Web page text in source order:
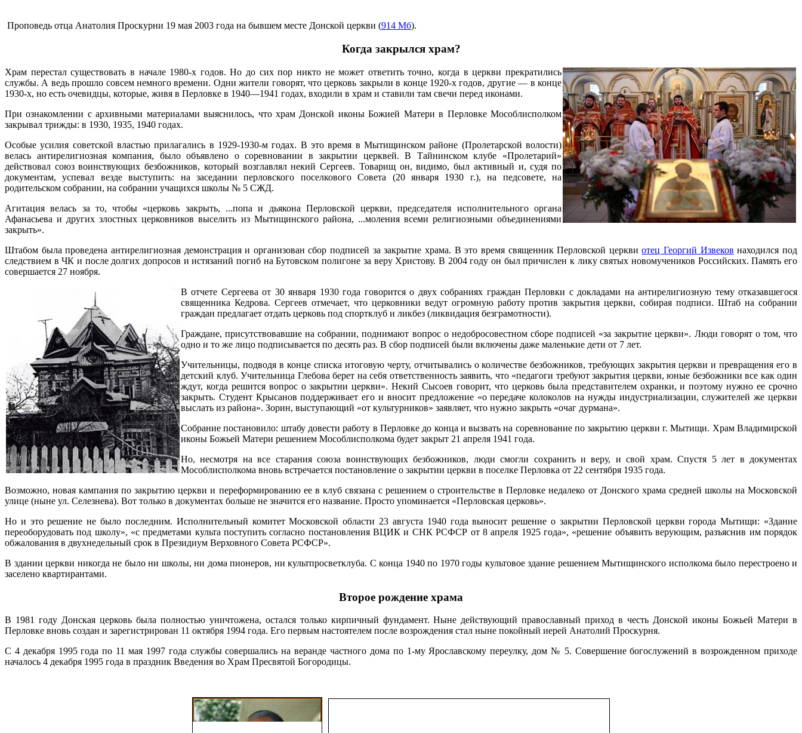
Проповедь отца Анатолия Проскурни 19 мая 2003 года на бывшем месте Донской церкви (914 Мб).
Когда закрылся храм?
Храм перестал существовать в начале 1980-х годов. Но до сих пор никто не может ответить точно, когда в церкви прекратились
службы. А ведь прошло совсем немного времени. Одни жители говорят, что церковь закрыли в конце 1920-х годов, другие — в конце
1930-х, но есть очевидцы, которые, живя в Перловке в 1940—1941 годах, входили в храм и ставили там свечи перед иконами.
При ознакомлении с архивными материалами выяснилось, что храм Донской иконы Божией Матери в Перловке Мособлисполком
закрывал трижды: в 1930, 1935, 1940 годах.
Особые усилия советской властью прилагались в 1929-1930-м годах. В это время в Мытищинском районе (Пролетарской волости)
велась антирелигиозная компания, было объявлено о соревновании в закрытии церквей. В Тайнинском клубе «Пролетарий»
действовал союз воинствующих безбожников, который возглавлял некий Сергеев. Товарищ он, видимо, был активный и, судя по
документам, успевал везде выступить: на заседании перловского поселкового Совета (20 января 1930 г.), на педсовете, на
родительском собрании, на собрании учащихся школы № 5 СЖД.
Агитация велась за то, чтобы «церковь закрыть, ...попа и дьякона Перловской церкви, председателя исполнительного органа
Афанасьева и других злостных церковников выселить из Мытищинского района, ...моления всеми религиозными объединениями
закрыть».
Штабом была проведена антирелигиозная демонстрация и организован сбор подписей за закрытие храма. В это время священник Перловской церквиотец Георгий Извеков находился под
следствием в ЧК и после долгих допросов и истязаний погиб на Бутовском полигоне за веру Христову. В 2004 году он был причислен к лику святых новомучеников Российских. Память его
совершается 27 ноября.
В отчете Сергеева от 30 января 1930 года говорится о двух собраниях граждан Перловки с докладами на антирелигиозную тему отказавшегося
священника Кедрова. Сергеев отмечает, что церковники ведут огромную работу против закрытия церкви, собирая подписи. Штаб на собрании
граждан предлагает отдать церковь под спортклуб и ликбез (ликвидация безграмотности).
Граждане, присутствовавшие на собрании, поднимают вопрос о недобросовестном сборе подписей «за закрытие церкви». Люди говорят о том, что
одно и то же лицо подписывается по десять раз. В сбор подписей были включены даже маленькие дети от 7 лет.
Учительницы, подводя в конце списка итоговую черту, отчитывались о количестве безбожников, требующих закрытия церкви и превращения его в
детский клуб. Учительница Глебова берет на себя ответственность заявить, что «педагоги требуют закрытия церкви, юные безбожники все как один
ждут, когда решится вопрос о закрытии церкви». Некий Сысоев говорит, что церковь была представителем охранки, и поэтому нужно ее срочно
закрыть. Студент Крысанов поддерживает его и вносит предложение «о передаче колоколов на нужды индустриализации, служителей же церкви
выслать из района». Зорин, выступающий «от культурников» заявляет, что нужно закрыть «очаг дурмана».
Собрание постановило: штабу довести работу в Перловке до конца и вызвать на соревнование по закрытию церкви г. Мытищи. Храм Владимирской
иконы Божьей Матери решением Мособлисполкома будет закрыт 21 апреля 1941 года.
Но, несмотря на все старания союза воинствующих безбожников, люди смогли сохранить и веру, и свой храм. Спустя 5 лет в документах
Мособлисполкома вновь встречается постановление о закрытии церкви в поселке Перловка от 22 сентября 1935 года.
Возможно, новая кампания по закрытию церкви и переформированию ее в клуб связана с решением о строительстве в Перловке недалеко от Донского храма средней школы на Московской
улице (ныне ул. Селезнева). Вот только в документах больше не значится его название. Просто упоминается «Перловская церковь».
Но и это решение не было последним. Исполнительный комитет Московской области 23 августа 1940 года выносит решение о закрытии Перловской церкви города Мытищи: «Здание
переоборудовать под школу», «с предметами культа поступить согласно постановления ВЦИК и СНК РСФСР от 8 апреля 1925 года», «решение объявить верующим, разъяснив им порядок
обжалования в двухнедельный срок в Президиум Верховного Совета РСФСР».
В здании церкви никогда не было ни школы, ни дома пионеров, ни культпросветклуба. С конца 1940 по 1970 годы культовое здание решением Мытищинского исполкома было перестроено и
заселено квартирантами.
Второе рождение храма
В 1981 году Донская церковь была полностью уничтожена, остался только кирпичный фундамент. Ныне действующий православный приход в честь Донской иконы Божьей Матери в
Перловке вновь создан и зарегистрирован 11 октября 1994 года. Его первым настоятелем после возрождения стал ныне покойный иерей Анатолий Проскурня.
С 4 декабря 1995 года по 11 мая 1997 года службы совершались на веранде частного дома по 1-му Ярославскому переулку, дом № 5. Совершение богослужений в возрожденном приходе
началось 4 декабря 1995 года в праздник Введения во Храм Пресвятой Богородицы.